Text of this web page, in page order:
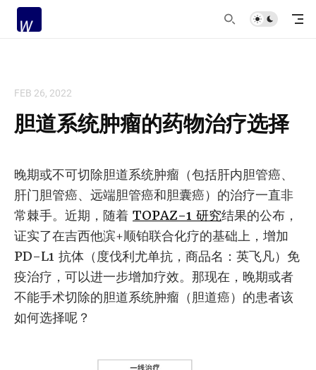
FEB 26, 2022
胆道系统肿瘤的药物治疗选择
晚期或不可切除胆道系统肿瘤（包括肝内胆管癌、
肝门胆管癌、远端胆管癌和胆囊癌）的治疗一直非
常棘手。近期，随着 TOPAZ-1 研究结果的公布，
证实了在吉西他滨+顺铂联合化疗的基础上，增加
PD-L1 抗体（度伐利尤单抗，商品名：英飞凡）免
疫治疗，可以进一步增加疗效。那现在，晚期或者
不能手术切除的胆道系统肿瘤（胆道癌）的患者该
如何选择呢？